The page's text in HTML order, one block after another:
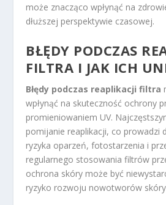
może znacząco wpłynąć na
dłuższej perspektywie czasowej.
BŁĘDY PODCZAS
FILTRA I JAK ICH
Błędy podczas reaplikacji filtra
wpłynąć na skuteczność ochrony
promieniowaniem UV.
pomijanie reaplikacji, co prowadzi
ryzyka oparzeń, fotostarzenia i
regularnego stosowania filtrów
ochrona skóry może być
ryzyko rozwoju nowotworów